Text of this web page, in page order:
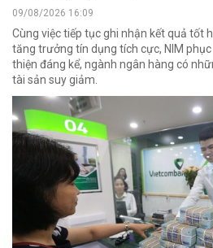
09/08/2026 16:09
Cùng việc tiếp tục ghi nhận kết quả tốt
tăng trưởng tín dụng tích cực, NIM
thiện đáng kể, ngành ngân hàng có
tài sản suy giảm.